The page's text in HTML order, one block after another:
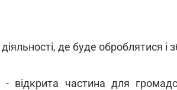
де буде оброблятися і
- відкрита частина для